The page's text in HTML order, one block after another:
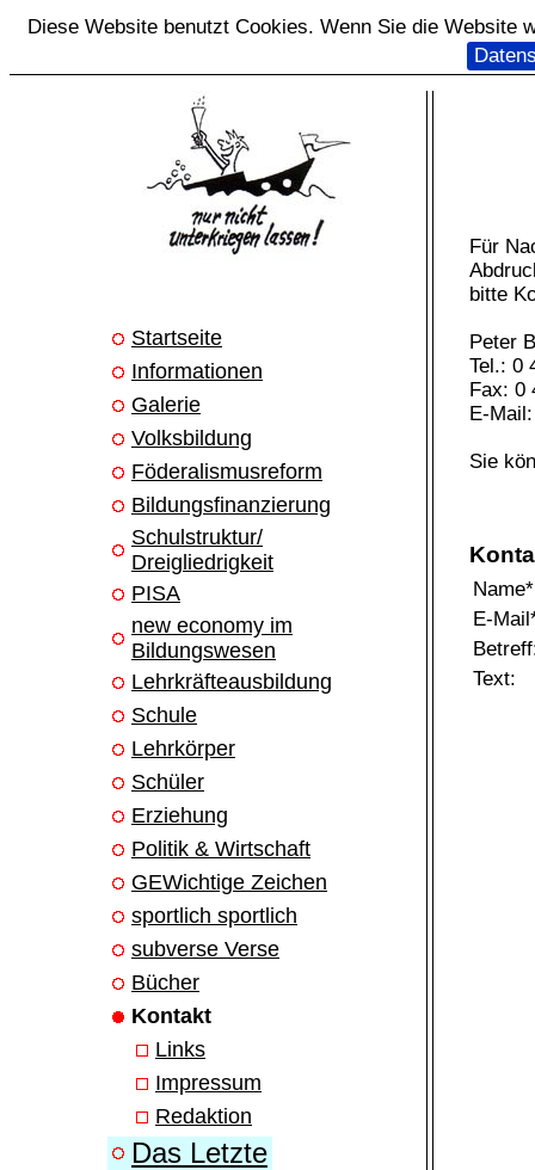
Diese Website benutzt Cookies. Wenn Sie die Website
Startseite
Informationen
Galerie
Volksbildung
Föderalismusreform
Bildungsfinanzierung
Schulstruktur/
Dreigliedrigkeit
PISA
new economy im
Bildungswesen
Lehrkräfteausbildung
Schule
Lehrkörper
Schüler
Erziehung
Politik & Wirtschaft
GEWichtige Zeichen
sportlich sportlich
subverse Verse
Bücher
Kontakt
Links
Impressum
Redaktion
Das Letzte
Für
bitte
Peter
Tel.: 0
Fax: 0
E-
Sie
E-
Text: